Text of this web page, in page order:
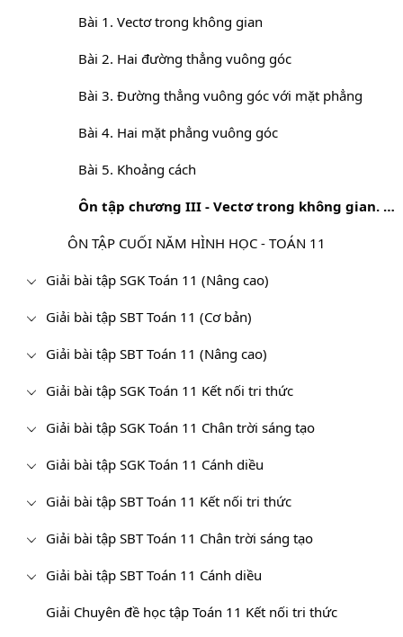
Bài 1. Vectơ trong không gian
Bài 2. Hai đường thẳng vuông góc
Bài 3. Đường thẳng vuông góc với mặt phẳng
Bài 4. Hai mặt phẳng vuông góc
Bài 5. Khoảng cách
Ôn tập chương III - Vectơ trong không gian. Quan hệ vuông góc trong không gian
ÔN TẬP CUỐI NĂM HÌNH HỌC - TOÁN 11
Giải bài tập SGK Toán 11 (Nâng cao)
Giải bài tập SBT Toán 11 (Cơ bản)
Giải bài tập SBT Toán 11 (Nâng cao)
Giải bài tập SGK Toán 11 Kết nối tri thức
Giải bài tập SGK Toán 11 Chân trời sáng tạo
Giải bài tập SGK Toán 11 Cánh diều
Giải bài tập SBT Toán 11 Kết nối tri thức
Giải bài tập SBT Toán 11 Chân trời sáng tạo
Giải bài tập SBT Toán 11 Cánh diều
Giải Chuyên đề học tập Toán 11 Kết nối tri thức